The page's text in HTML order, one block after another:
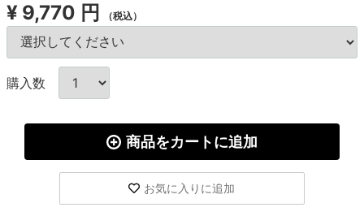
¥ 9,770 円 （税込）
購入数
商品をカートに追加
お気に入りに追加